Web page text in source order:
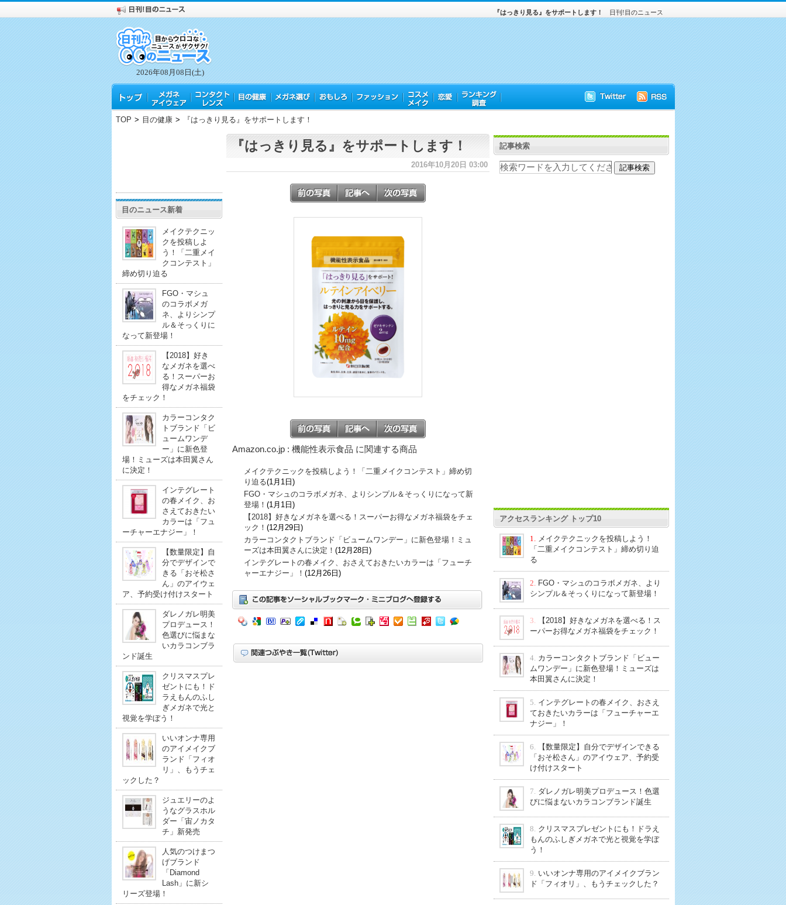
2026年08月08日(土)
日刊!目のニュース
『はっきり見る』をサポートします！
TOP > 目の健康 > 『はっきり見る』をサポートします！
目のニュース新着
メイクテクニッ
クを投稿しよ
う！「二重メイ
クコンテスト」
締め切り迫る
FGO・マシュ
のコラボメガ
ネ、よりシンプ
ル＆そっくりに
なって新登場！
【2018】好き
なメガネを選べ
る！スーパーお
得なメガネ福袋
をチェック！
カラーコンタク
トブランド「ビ
ュームワンデ
ー」に新色登
場！ミューズは本田翼さん
に決定！
インテグレート
の春メイク、お
さえておきたい
カラーは「フュ
ーチャーエナジー」！
【数量限定】自
分でデザインで
きる「おそ松さ
ん」のアイウェ
ア、予約受け付けスタート
ダレノガレ明美
プロデュース！
色選びに悩まな
いカラコンブラ
ンド誕生
クリスマスプレ
ゼントにも！ド
ラえもんのふし
ぎメガネで光と
視覚を学ぼう！
いいオンナ専用
のアイメイクブ
ランド「フィオ
リ」、もうチェ
ックした？
ジュエリーのよ
うなグラスホル
ダー「宙ノカタ
チ」新発売
人気のつけまつ
げブランド
「Diamond
Lash」に新シ
リーズ登場！
『はっきり見る』をサポートします！
2016年10月20日 03:00
Amazon.co.jp : 機能性表示食品 に関連する商品
メイクテクニックを投稿しよう！「二重メイクコンテスト」締め切
り迫る(1月1日)
FGO・マシュのコラボメガネ、よりシンプル＆そっくりになって新
登場！ (1月1日)
【2018】好きなメガネを選べる！スーパーお得なメガネ福袋をチェ
ック！ (12月29日)
カラーコンタクトブランド「ビュームワンデー」に新色登場！ミュ
ーズは本田翼さんに決定！ (12月28日)
インテグレートの春メイク、おさえておきたいカラーは「フューチ
ャーエナジー」！ (12月26日)
記事検索
アクセスランキング トップ10
1.
メイクテクニックを投稿しよう！
「二重メイクコンテスト」締め切り迫
る
2. FGO・マシュのコラボメガネ、より
シンプル＆そっくりになって新登場！
3.
【2018】好きなメガネを選べる！ス
ーパーお得なメガネ福袋をチェック！
4. カラーコンタクトブランド「ビュー
ムワンデー」に新色登場！ミューズは
本田翼さんに決定！
5. インテグレートの春メイク、おさえ
ておきたいカラーは「フューチャーエ
ナジー」！
6.
【数量限定】自分でデザインできる
「おそ松さん」のアイウェア、予約受
け付けスタート
7. ダレノガレ明美プロデュース！色選
びに悩まないカラコンブランド誕生
8. クリスマスプレゼントにも！ドラえ
もんのふしぎメガネで光と視覚を学ぼ
う！
9. いいオンナ専用のアイメイクブラン
ド「フィオリ」、もうチェックした？